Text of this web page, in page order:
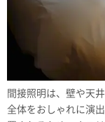
間接照明は、壁や天
全体をおしゃれに演